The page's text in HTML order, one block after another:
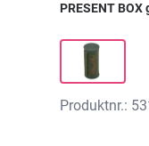
PRESENT
Produktnr.: